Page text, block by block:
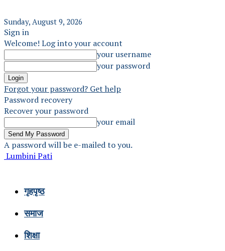
Sunday, August 9, 2026
Sign in
Welcome! Log into your account
your username
your password
Forgot your password? Get help
Password recovery
Recover your password
your email
A password will be e-mailed to you.
Lumbini Pati
गृहपृष्ठ
समाज
शिक्षा